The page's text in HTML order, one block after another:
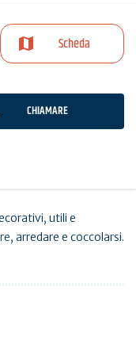
Scheda
CHIAMARE
utili e
arredare e coccolarsi.